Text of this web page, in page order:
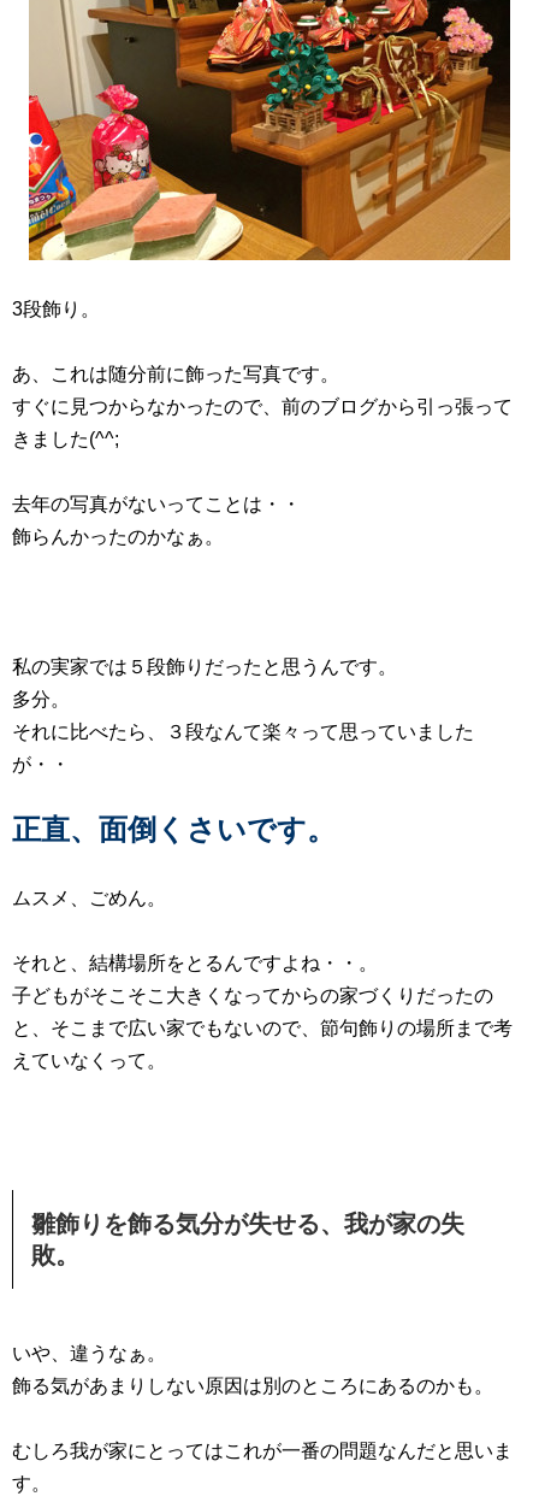
3段飾り。
あ、これは随分前に飾った写真です。
すぐに見つからなかったので、前のブログから引っ張って
きました(^^;
去年の写真がないってことは・・
飾らんかったのかなぁ。
私の実家では５段飾りだったと思うんです。
多分。
それに比べたら、３段なんて楽々って思っていました
が・・
正直、面倒くさいです。
ムスメ、ごめん。
それと、結構場所をとるんですよね・・。
子どもがそこそこ大きくなってからの家づくりだったの
と、そこまで広い家でもないので、節句飾りの場所まで考
えていなくって。
雛飾りを飾る気分が失せる、我が家の失
敗。
いや、違うなぁ。
飾る気があまりしない原因は別のところにあるのかも。
むしろ我が家にとってはこれが一番の問題なんだと思いま
す。